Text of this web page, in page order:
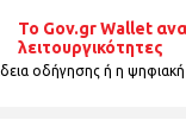
Το Gov.gr Wallet
λειτουργικότητες
οδήγησης ή η